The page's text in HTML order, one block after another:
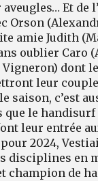
Et de
Orson
amie Judith
oublier Caro
dont
leur
saison, c’est
que le handisurf
leur entrée
2024,
disciplines en
champion de